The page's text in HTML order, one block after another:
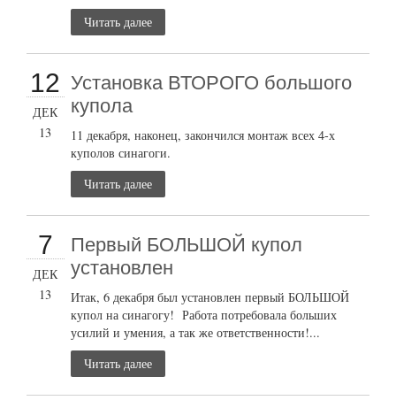
Читать далее
12
ДЕК
13
Установка ВТОРОГО большого
купола
11 декабря, наконец, закончился монтаж всех 4-х
куполов синагоги.
Читать далее
7
ДЕК
13
Первый БОЛЬШОЙ купол
установлен
Итак, 6 декабря был установлен первый БОЛЬШОЙ
купол на синагогу! Работа потребовала больших
усилий и умения, а так же ответственности!...
Читать далее